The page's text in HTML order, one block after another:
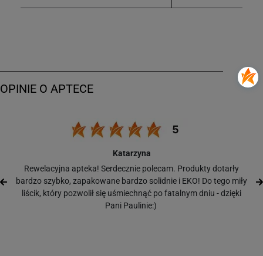
Katarzyna
Rewelacyjna apteka! Serdecznie polecam. Produkty dotarły
bardzo szybko, zapakowane bardzo solidnie i EKO! Do tego miły
liścik, który pozwolił się uśmiechnąć po fatalnym dniu - dzięki
Pani Paulinie:)